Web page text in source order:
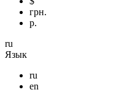
грн.
р.
ru
Язык
ru
en